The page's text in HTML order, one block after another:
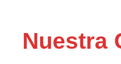
Nuestra